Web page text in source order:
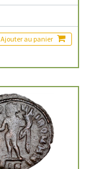
Ajouter au panier